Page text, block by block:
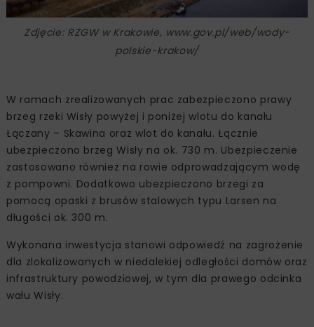
Zdjęcie: RZGW w Krakowie, www.gov.pl/web/wody-
polskie-krakow/
W ramach zrealizowanych prac zabezpieczono prawy
brzeg rzeki Wisły powyżej i poniżej wlotu do kanału
Łączany – Skawina oraz wlot do kanału. Łącznie
ubezpieczono brzeg Wisły na ok. 730 m. Ubezpieczenie
zastosowano również na rowie odprowadzającym wodę
z pompowni. Dodatkowo ubezpieczono brzegi za
pomocą opaski z brusów stalowych typu Larsen na
długości ok. 300 m.
Wykonana inwestycja stanowi odpowiedź na zagrożenie
dla zlokalizowanych w niedalekiej odległości domów oraz
infrastruktury powodziowej, w tym dla prawego odcinka
wału Wisły.